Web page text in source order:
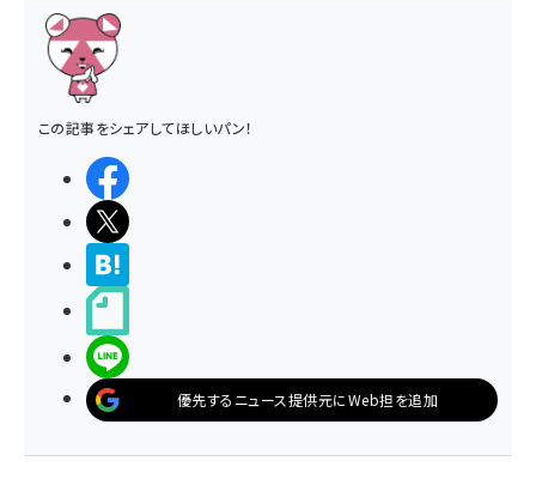
この記事をシェアしてほしいパン！
優先するニュース提供元にWeb担を追加